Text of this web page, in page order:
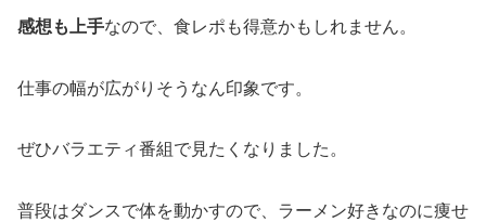
感想も上手なので、食レポも得意かもしれません。
仕事の幅が広がりそうなん印象です。
ぜひバラエティ番組で見たくなりました。
普段はダンスで体を動かすので、ラーメン好きなのに痩せ